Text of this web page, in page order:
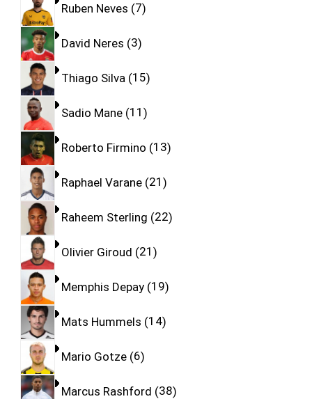
Ruben Neves 7
David Neres 3
Thiago Silva 15
Sadio Mane 11
Roberto Firmino 13
Raphael Varane 21
Raheem Sterling 22
Olivier Giroud 21
Memphis Depay 19
Mats Hummels 14
Mario Gotze 6
Marcus Rashford 38